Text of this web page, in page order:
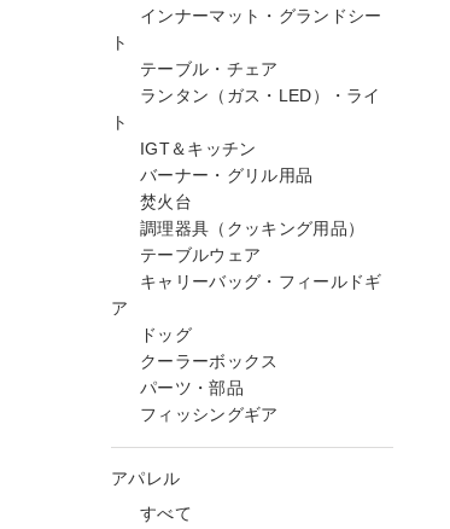
インナーマット・グランドシー
ト
テーブル・チェア
ランタン（ガス・LED）・ライ
ト
IGT＆キッチン
バーナー・グリル用品
焚火台
調理器具（クッキング用品）
テーブルウェア
キャリーバッグ・フィールドギ
ア
ドッグ
クーラーボックス
パーツ・部品
フィッシングギア
アパレル
すべて